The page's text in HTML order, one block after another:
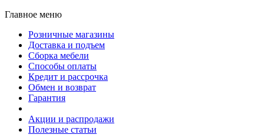
Главное меню
Розничные магазины
Доставка и подъем
Сборка мебели
Способы оплаты
Кредит и рассрочка
Обмен и возврат
Гарантия
Акции и распродажи
Полезные статьи